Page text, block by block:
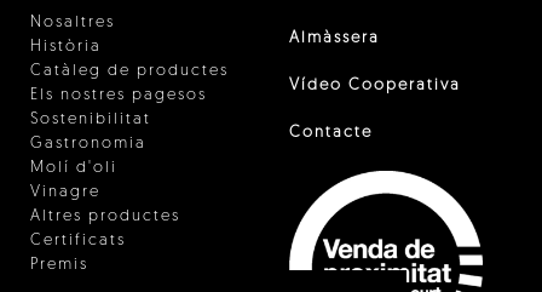
Nosaltres
Història
Catàleg de productes
Els nostres pagesos
Sostenibilitat
Gastronomia
Molí d'oli
Vinagre
Altres productes
Certificats
Premis
Almàssera
Vídeo Cooperativa
Contacte